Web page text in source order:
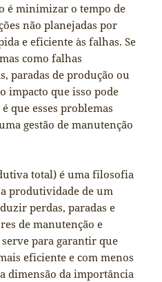
é minimizar o tempo de
não planejadas por
e eficiente às falhas. Se
como falhas
paradas de produção ou
impacto que isso pode
que esses problemas
gestão de manutenção
total) é uma filosofia
produtividade de um
perdas, paradas e
de manutenção e
serve para garantir que
eficiente e com menos
dimensão da importância